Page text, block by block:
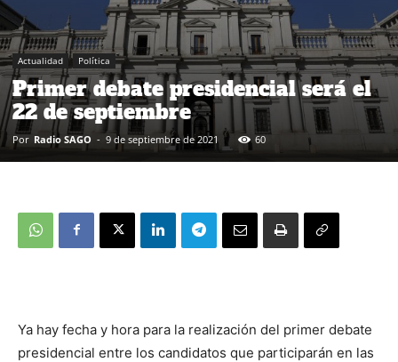
Actualidad Política
Primer debate presidencial será el
22 de septiembre
Por Radio SAGO - 9 de septiembre de 2021 60
Ya hay fecha y hora para la realización del primer debate
presidencial entre los candidatos que participarán en las